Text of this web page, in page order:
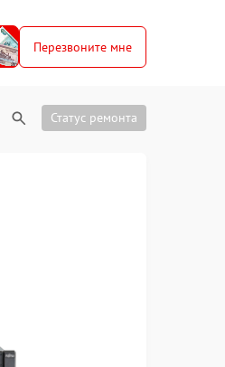
Перезвоните мне
Статус ремонта